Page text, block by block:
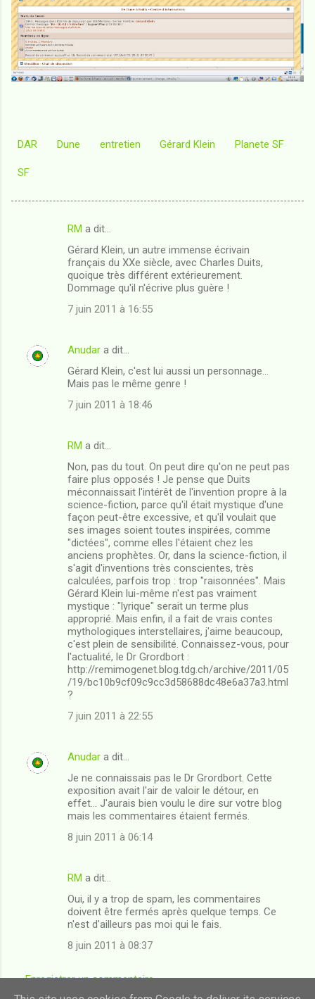
DAR Dune entretien Gérard Klein Planete SF
SF
t
RM a dit…
Gérard Klein, un autre immense écrivain
français du XXe siècle, avec Charles Duits,
quoique très différent extérieurement.
Dommage qu'il n'écrive plus guère !
7 juin 2011 à 16:55
Anudar a dit…
Gérard Klein, c'est lui aussi un personnage...
Mais pas le même genre !
7 juin 2011 à 18:46
RM a dit…
Non, pas du tout. On peut dire qu'on ne peut pas
faire plus opposés ! Je pense que Duits
méconnaissait l'intérêt de l'invention propre à la
science-fiction, parce qu'il était mystique d'une
façon peut-être excessive, et qu'il voulait que
ses images soient toutes inspirées, comme
"dictées", comme elles l'étaient chez les
anciens prophètes. Or, dans la science-fiction, il
s'agit d'inventions très conscientes, très
calculées, parfois trop : trop "raisonnées". Mais
Gérard Klein lui-même n'est pas vraiment
mystique : "lyrique" serait un terme plus
approprié. Mais enfin, il a fait de vrais contes
mythologiques interstellaires, j'aime beaucoup,
c'est plein de sensibilité. Connaissez-vous, pour
l'actualité, le Dr Grordbort :
http://remimogenet.blog.tdg.ch/archive/2011/05
/19/bc10b9cf09c9cc3d58688dc48e6a37a3.html
?
7 juin 2011 à 22:55
Anudar a dit…
Je ne connaissais pas le Dr Grordbort. Cette
exposition avait l'air de valoir le détour, en
effet... J'aurais bien voulu le dire sur votre blog
mais les commentaires étaient fermés.
8 juin 2011 à 06:14
RM a dit…
Oui, il y a trop de spam, les commentaires
doivent être fermés après quelque temps. Ce
n'est d'ailleurs pas moi qui le fais.
8 juin 2011 à 08:37
Enregistrer un commentaire